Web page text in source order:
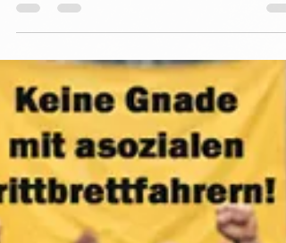
1. Feb.
Ist bald Schluss mit
Kinderkriegen?
Um rund 80 Prozent müsse die
Geburtenrate weltweit bis zum Jahr 2100
sinken, so fordert ein einflussreicher
“Think Tank” der Vereinten Nationen und